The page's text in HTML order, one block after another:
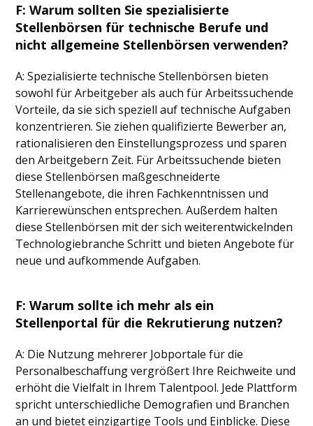
F: Warum sollten Sie spezialisierte
Stellenbörsen für technische Berufe und
nicht allgemeine Stellenbörsen verwenden?
A: Spezialisierte technische Stellenbörsen bieten
sowohl für Arbeitgeber als auch für Arbeitssuchende
Vorteile, da sie sich speziell auf technische Aufgaben
konzentrieren. Sie ziehen qualifizierte Bewerber an,
rationalisieren den Einstellungsprozess und sparen
den Arbeitgebern Zeit. Für Arbeitssuchende bieten
diese Stellenbörsen maßgeschneiderte
Stellenangebote, die ihren Fachkenntnissen und
Karrierewünschen entsprechen. Außerdem halten
diese Stellenbörsen mit der sich weiterentwickelnden
Technologiebranche Schritt und bieten Angebote für
neue und aufkommende Aufgaben.
F: Warum sollte ich mehr als ein
Stellenportal für die Rekrutierung nutzen?
A: Die Nutzung mehrerer Jobportale für die
Personalbeschaffung vergrößert Ihre Reichweite und
erhöht die Vielfalt in Ihrem Talentpool. Jede Plattform
spricht unterschiedliche Demografien und Branchen
an und bietet einzigartige Tools und Einblicke. Diese